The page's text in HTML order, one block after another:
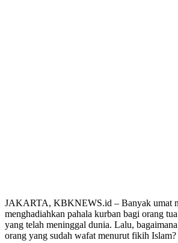
JAKARTA, KBKNEWS.id – Banyak umat
menghadiahkan pahala kurban bagi orang
yang telah meninggal dunia. Lalu,
orang yang sudah wafat menurut fikih Islam?